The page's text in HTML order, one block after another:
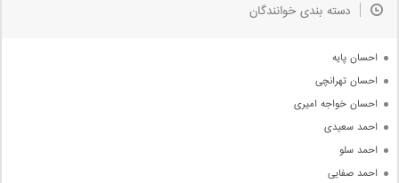
جدیدترین ها
دسته بندی خوانندگان
احسان پایه
احسان تهرانچی
احسان خواجه امیری
احمد سعیدی
احمد سلو
احمد صفایی